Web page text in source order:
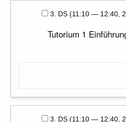
3. DS (11:10 — 12:40,
Tutorium 1
3. DS (11:10 — 12:40,